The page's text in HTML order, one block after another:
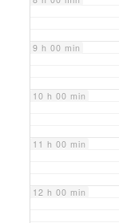
9 h 00 min
10 h 00 min
11 h 00 min
12 h 00 min